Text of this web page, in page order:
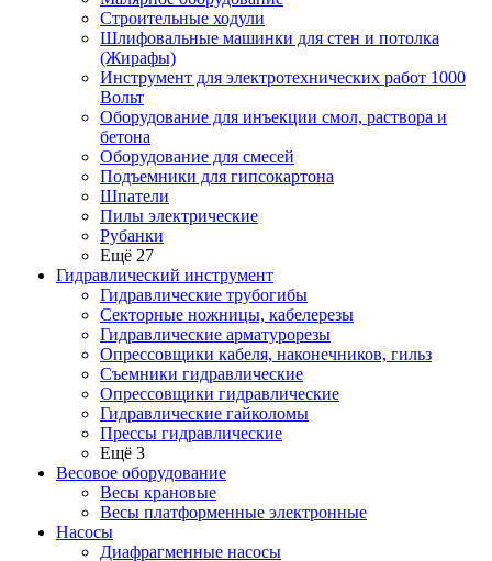
Строительные ходули
Шлифовальные машинки для стен и потолка
(Жирафы)
Инструмент для электротехнических работ 1000
Вольт
Оборудование для инъекции смол, раствора и
бетона
Оборудование для смесей
Подъемники для гипсокартона
Шпатели
Пилы электрические
Рубанки
Ещё 27
Гидравлический инструмент
Гидравлические трубогибы
Секторные ножницы, кабелерезы
Гидравлические арматурорезы
Опрессовщики кабеля, наконечников, гильз
Съемники гидравлические
Опрессовщики гидравлические
Гидравлические гайколомы
Прессы гидравлические
Ещё 3
Весовое оборудование
Весы крановые
Весы платформенные электронные
Насосы
Диафрагменные насосы